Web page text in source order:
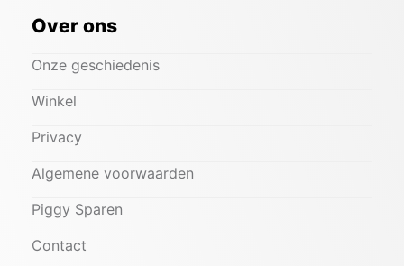
Over ons
Onze geschiedenis
Winkel
Privacy
Algemene voorwaarden
Piggy Sparen
Contact